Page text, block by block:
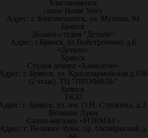
Благовещенск
салон Home Story
Адрес: г. Благовещенск, ул. Мухина, 94
Брянск
Дизайн-студия "Детали"
Адрес: г.Брянск, ул Войстроченко д.6
«Детали»
Брянск
Студия декора «Хамелеон»
г. Брянск, ул. Красноармейская д.93б
(2 этаж), ТЦ "ПРОФИЛЬ"
Брянск
ТК32
г. Брянск, ул. им. О.Н. Строкина, д.2.
Великие Луки
Салон-магазин «FORMAT»
г. Великие Луки, пр. Октябрьский д.
60